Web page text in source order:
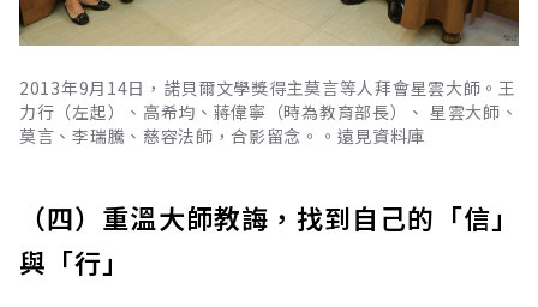
2013年9月14日，諾貝爾文學獎得主莫言等人拜會星雲大師。王
力行（左起）、高希均、蔣偉寧（時為教育部長）、 星雲大師、
莫言、李瑞騰、慈容法師，合影留念。。遠見資料庫
（四）重溫大師教誨，找到自己的「信」
與「行」